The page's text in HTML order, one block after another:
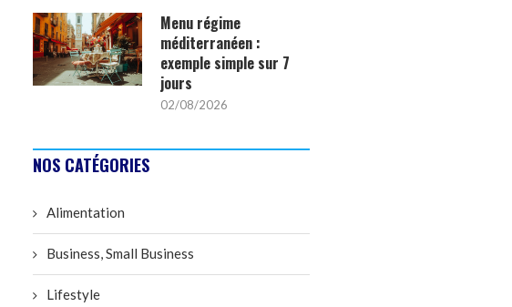
Menu régime
méditerranéen :
exemple simple sur 7
jours
02/08/2026
NOS CATÉGORIES
Alimentation
Business, Small Business
Lifestyle